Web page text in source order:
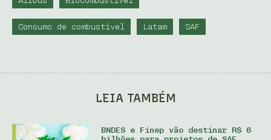
Consumo de combustível Latam SAF
LEIA TAMBÉM
BNDES e Finep vão destinar R$ 6